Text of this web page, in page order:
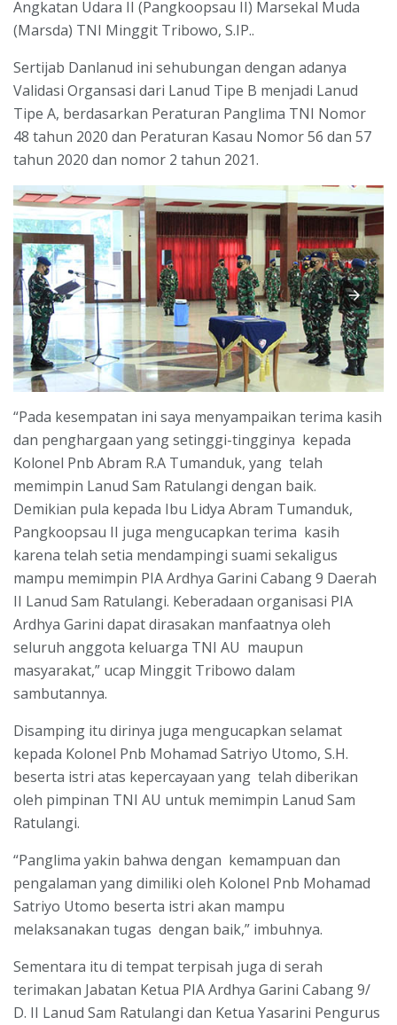
Angkatan Udara II (Pangkoopsau II) Marsekal Muda
(Marsda) TNI Minggit Tribowo, S.IP..
Sertijab Danlanud ini sehubungan dengan adanya
Validasi Organsasi dari Lanud Tipe B menjadi Lanud
Tipe A, berdasarkan Peraturan Panglima TNI Nomor
48 tahun 2020 dan Peraturan Kasau Nomor 56 dan 57
tahun 2020 dan nomor 2 tahun 2021.
“Pada kesempatan ini saya menyampaikan terima kasih
dan penghargaan yang setinggi-tingginya kepada
Kolonel Pnb Abram R.A Tumanduk, yang telah
memimpin Lanud Sam Ratulangi dengan baik.
Demikian pula kepada Ibu Lidya Abram Tumanduk,
Pangkoopsau II juga mengucapkan terima kasih
karena telah setia mendampingi suami sekaligus
mampu memimpin PIA Ardhya Garini Cabang 9 Daerah
II Lanud Sam Ratulangi. Keberadaan organisasi PIA
Ardhya Garini dapat dirasakan manfaatnya oleh
seluruh anggota keluarga TNI AU maupun
masyarakat,” ucap Minggit Tribowo dalam
sambutannya.
Disamping itu dirinya juga mengucapkan selamat
kepada Kolonel Pnb Mohamad Satriyo Utomo, S.H.
beserta istri atas kepercayaan yang telah diberikan
oleh pimpinan TNI AU untuk memimpin Lanud Sam
Ratulangi.
“Panglima yakin bahwa dengan kemampuan dan
pengalaman yang dimiliki oleh Kolonel Pnb Mohamad
Satriyo Utomo beserta istri akan mampu
melaksanakan tugas dengan baik,” imbuhnya.
Sementara itu di tempat terpisah juga di serah
terimakan Jabatan Ketua PIA Ardhya Garini Cabang 9/
D. II Lanud Sam Ratulangi dan Ketua Yasarini Pengurus